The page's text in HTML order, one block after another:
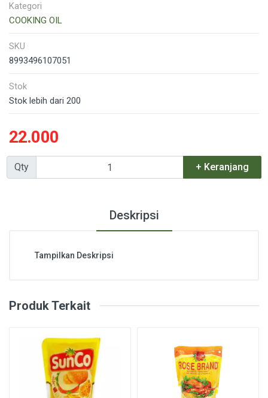
Kategori
COOKING OIL
SKU
8993496107051
Stok
Stok lebih dari 200
22.000
Qty + Keranjang
Deskripsi
Tampilkan Deskripsi
Produk Terkait